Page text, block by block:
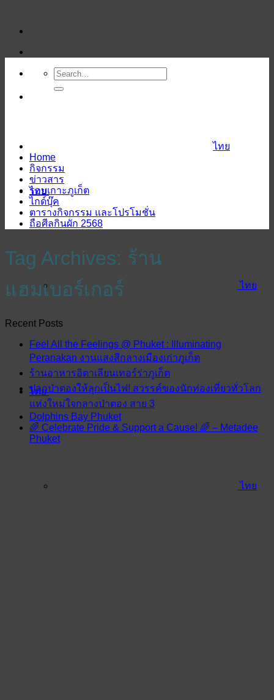
เนื้อหา
ไทย
ไทย
ไทย
ไทย
ไทย
Home
กิจกรรม
ข่าวสาร
รอบเกาะภูเก็ต
ไกด์บุ๊ค
ตารางกิจกรรม และโปรโมชั่น
ถือศีลกินผัก 2568
Tag Archives: ร้าน
แฮมเบอร์เกอร์
Recent Posts
Feel All the Feelings @ Phuket : Illuminating
Peranakan งานแสงสีกลางเมืองเก่าภูเก็ต
ร้านอาหารอิตาเลียนเทอร์ร่าภูเก็ต
ปลุกป่าตองให้ลุกเป็นไฟ! สวรรค์ของนักท่องเที่ยวทั่วโลก
แห่งใหม่ใจกลางป่าตอง สาย 3
Dolphins Bay Phuket
🌈 Celebrate Pride & Support a Cause! 🌈 – Metadee
Phuket